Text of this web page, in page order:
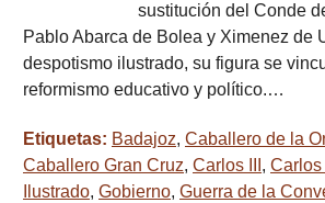
sustitución del Conde
Pablo Abarca de Bolea y Ximenez de
despotismo ilustrado, su figura se
reformismo educativo y político.…
Etiquetas: Badajoz, Caballero de la
Caballero Gran Cruz, Carlos III , Carlos
Ilustrado, Gobierno, Guerra de la